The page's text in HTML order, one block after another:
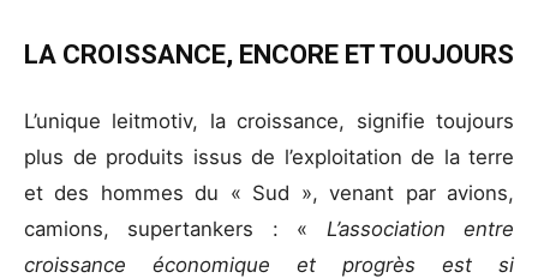
LA CROISSANCE, ENCORE ET TOUJOURS
L’unique leitmotiv, la croissance, signifie toujours
plus de produits issus de l’exploitation de la terre
et des hommes du « Sud », venant par avions,
camions, supertankers : « L’association entre
croissance économique et progrès est si